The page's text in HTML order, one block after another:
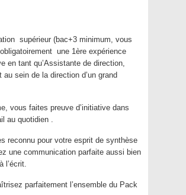
supérieur (bac+3 minimum, vous
une 1ère expérience
en tant qu’Assistante de direction,
au sein de la direction d’un grand
vous faites preuve d’initiative dans
au quotidien .
reconnu pour votre esprit de synthèse
une communication parfaite aussi bien
l’écrit.
parfaitement l’ensemble du Pack